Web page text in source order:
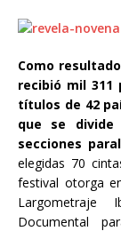
Como
recibió mil 311
títulos de 42
que se
secciones
elegidas 70
festival otorga
Largometraje
Documental